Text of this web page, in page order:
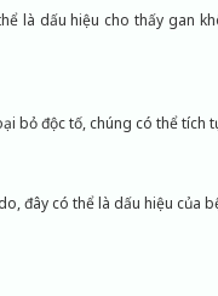
là dấu hiệu cho thấy gan
bỏ độc tố, chúng có thể tích
đây có thể là dấu hiệu của